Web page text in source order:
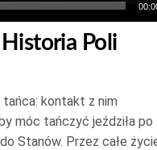
Historia Poli
tańca: kontakt z nim
móc tańczyć jeździła po
Stanów. Przez całe